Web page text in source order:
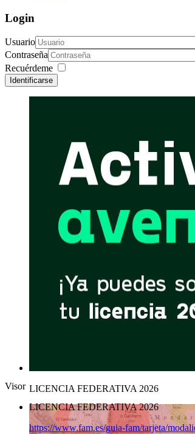
Login
Usuario
Contraseña
Recuérdeme
Identificarse
LICENCIA FEDERATIVA 2026
Visor
LICENCIA FEDERATIVA 2026
https://www.fam.es/guia-fam/tarjeta/